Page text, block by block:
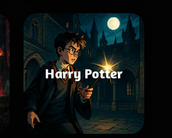
Harry Potter